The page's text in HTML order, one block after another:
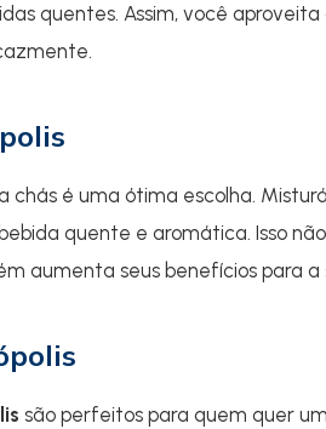
quentes. Assim, você
chás é uma ótima escolha.
quente e aromática. Isso
aumenta seus benefícios para
são perfeitos para quem quer